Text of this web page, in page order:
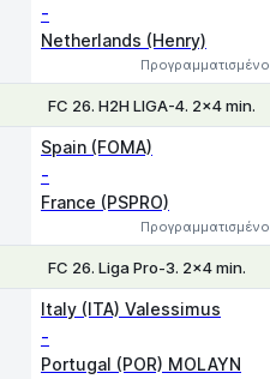
-
Netherlands (Henry)
Προγραμματισμένο
FC 26. H2H LIGA-4. 2x4 min.
Spain (FOMA)
-
France (PSPRO)
Προγραμματισμένο
FC 26. Liga Pro-3. 2x4 min.
Italy (ITA) Valessimus
-
Portugal (POR) MOLAYN